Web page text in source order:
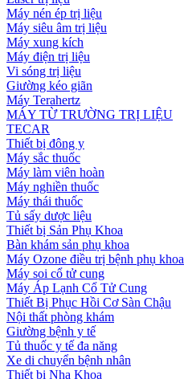
Máy nén ép trị liệu
Máy siêu âm trị liệu
Máy xung kích
Máy điện trị liệu
Vi sóng trị liệu
Giường kéo giãn
Máy Terahertz
MÁY TỪ TRƯỜNG TRỊ LIỆU
TECAR
Thiết bị đông y
Máy sắc thuốc
Máy làm viên hoàn
Máy nghiền thuốc
Máy thái thuốc
Tủ sấy dược liệu
Thiết bị Sản Phụ Khoa
Bàn khám sản phụ khoa
Máy Ozone điều trị bệnh phụ khoa
Máy soi cổ tử cung
Máy Áp Lạnh Cổ Tử Cung
Thiết Bị Phục Hồi Cơ Sàn Chậu
Nội thất phòng khám
Giường bệnh y tế
Tủ thuốc y tế đa năng
Xe di chuyển bệnh nhân
Thiết bị Nha Khoa